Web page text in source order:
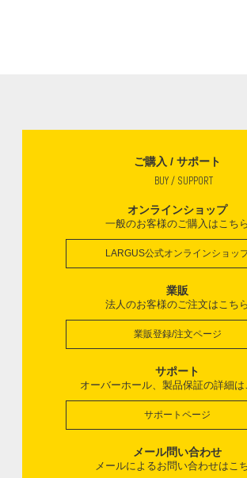
ご購入 / サポート
BUY / SUPPORT
オンラインショップ
一般のお客様のご購入はこちら
LARGUS公式オンラインショッ
業販
法人のお客様のご注文はこちら
業販登録/注文ページ
サポート
オーバーホール、製品保証の詳細は
サポートページ
メール問い合わせ
メールによるお問い合わせはこ